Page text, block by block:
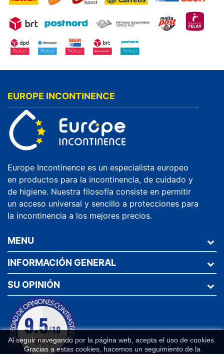
EUROPE INCONTINENCE
Europe Incontinence es un especialista europeo
en productos para la incontinencia, de cuidado y
de higiene. Nuestra filosofía consiste en permitir
un acceso universal y sencillo a protecciones para
la incontinencia a los mejores precios.
MENU
INFORMACIÓN GENERAL
Al seguir navegando por la página web, acepta el uso de cookies.
Gracias a estas cookies, hacemos un seguimiento de la
SU OPINIÓN